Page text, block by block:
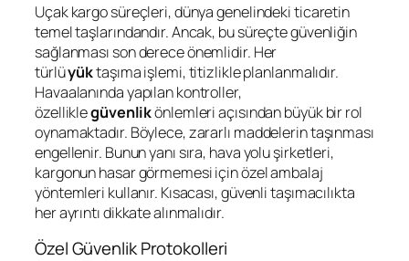
Uçak kargo süreçleri, dünya genelindeki ticaretin
temel taşlarındandır. Ancak, bu süreçte güvenliğin
sağlanması son derece önemlidir. Her
türlüyüktaşıma işlemi, titizlikle planlanmalıdır.
Havaalanında yapılan kontroller,
özelliklegüvenlikönlemleri açısından büyük bir rol
oynamaktadır. Böylece, zararlı maddelerin taşınması
engellenir. Bunun yanı sıra, hava yolu şirketleri,
kargonun hasar görmemesi için özel ambalaj
yöntemleri kullanır. Kısacası, güvenli taşımacılıkta
her ayrıntı dikkate alınmalıdır.
Özel Güvenlik Protokolleri